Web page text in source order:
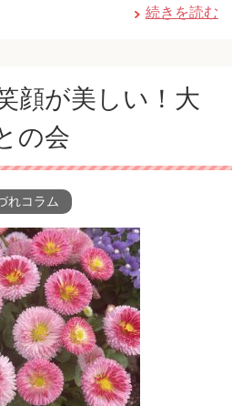
続きを読む
顔が美しい！大
の会
れコラム